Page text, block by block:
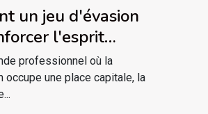
un jeu d'évasion
l'esprit
? professionnel où la
occupe une place capitale, la